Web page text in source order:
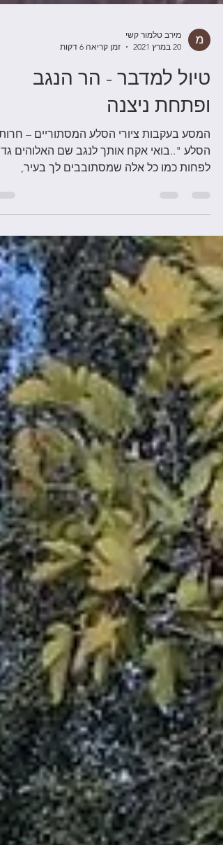
20 במרץ 2021
זמן קריאה 6 דקות
טיול למדבר - הר הנגב
ופתחת ניצנה
המסע בעקבות ציורי הסלע המסתוריים –
הסלע "..בואי אקח אותך לנגב שם האלוהים
ומבטיחים הבטחות....